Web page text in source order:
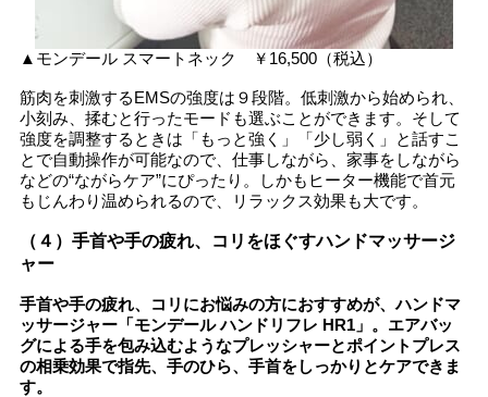
▲モンデール スマートネック ￥16,500（税込）
筋肉を刺激するEMSの強度は９段階。低刺激から始められ、
小刻み、揉むと行ったモードも選ぶことができます。そして
強度を調整するときは「もっと強く」「少し弱く」と話すこ
とで自動操作が可能なので、仕事しながら、家事をしながら
などの“ながらケア”にぴったり。しかもヒーター機能で首元
もじんわり温められるので、リラックス効果も大です。
（４）手首や手の疲れ、コリをほぐすハンドマッサージ
ャー
手首や手の疲れ、コリにお悩みの方におすすめが、ハンドマ
ッサージャー「モンデール ハンドリフレ HR1」。エアバッ
グによる手を包み込むようなプレッシャーとポイントプレス
の相乗効果で指先、手のひら、手首をしっかりとケアできま
す。